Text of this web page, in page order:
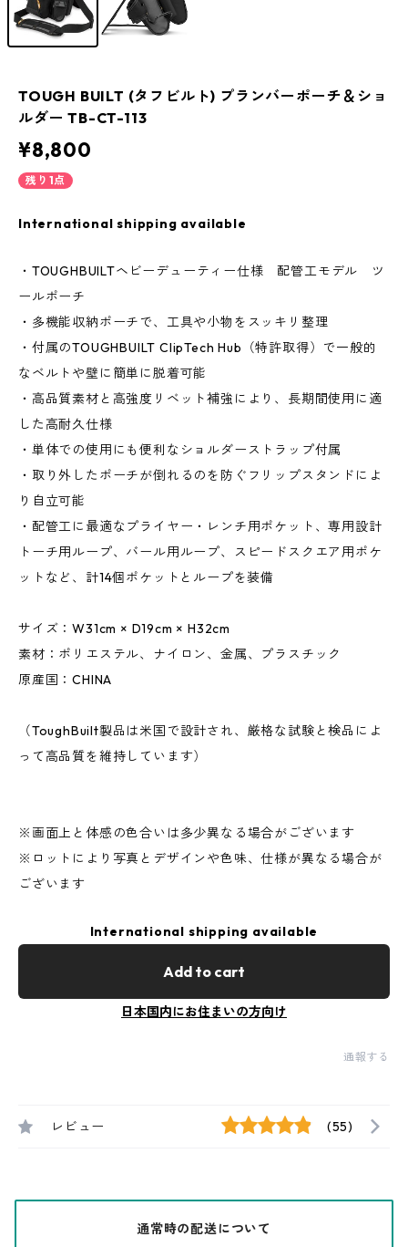
TOUGH BUILT (タフビルト) プランバーポーチ＆ショ
ルダー TB-CT-113
¥8,800
残り1点
International shipping available
・TOUGHBUILTヘビーデューティー仕様 配管工モデル ツ
ールポーチ
・多機能収納ポーチで、工具や小物をスッキリ整理
・付属のTOUGHBUILT ClipTech Hub（特許取得）で一般的
なベルトや壁に簡単に脱着可能
・高品質素材と高強度リベット補強により、長期間使用に適
した高耐久仕様
・単体での使用にも便利なショルダーストラップ付属
・取り外したポーチが倒れるのを防ぐフリップスタンドによ
り自立可能
・配管工に最適なプライヤー・レンチ用ポケット、専用設計
トーチ用ループ、バール用ループ、スピードスクエア用ポケ
ットなど、計14個ポケットとループを装備
サイズ：W31cm × D19cm × H32cm
素材：ポリエステル、ナイロン、金属、プラスチック
原産国：CHINA
（ToughBuilt製品は米国で設計され、厳格な試験と検品によ
って高品質を維持しています）
※画面上と体感の色合いは多少異なる場合がございます
※ロットにより写真とデザインや色味、仕様が異なる場合が
ございます
International shipping available
Add to cart
日本国内にお住まいの方向け
通報する
レビュー (55)
通常時の配送について